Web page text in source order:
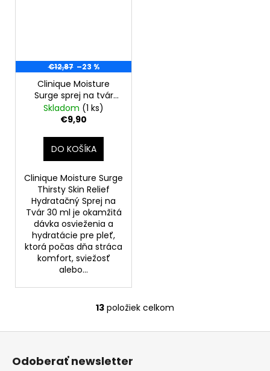
€12,87 –23 %
Clinique Moisture
Surge sprej na tvár
Thirsty Skin Relief 30
ml
Skladom (1 ks)
€9,90
DO KOŠÍKA
Clinique Moisture Surge
Thirsty Skin Relief
Hydratačný Sprej na
Tvár 30 ml je okamžitá
dávka osvieženia a
hydratácie pre pleť,
ktorá počas dňa stráca
komfort, sviežosť
alebo...
O
v
13 položiek celkom
Odoberať newsletter